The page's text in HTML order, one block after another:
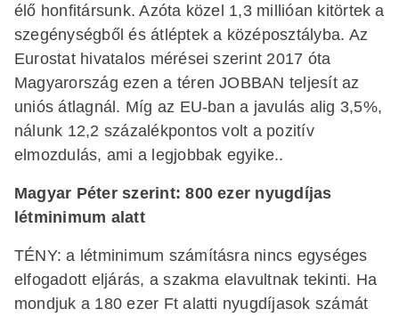
élő honfitársunk. Azóta közel 1,3 millióan kitörtek a
szegénységből és átléptek a középosztályba. Az
Eurostat hivatalos mérései szerint 2017 óta
Magyarország ezen a téren JOBBAN teljesít az
uniós átlagnál. Míg az EU-ban a javulás alig 3,5%,
nálunk 12,2 százalékpontos volt a pozitív
elmozdulás, ami a legjobbak egyike..
Magyar Péter szerint: 800 ezer nyugdíjas
létminimum alatt
TÉNY: a létminimum számításra nincs egységes
elfogadott eljárás, a szakma elavultnak tekinti. Ha
mondjuk a 180 ezer Ft alatti nyugdíjasok számát